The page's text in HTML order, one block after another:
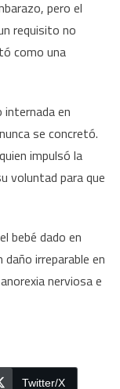
pero el
requisito no
como una
en
se concretó.
impulsó la
voluntad para que
bebé dado en
irreparable en
nerviosa e
Twitter/X